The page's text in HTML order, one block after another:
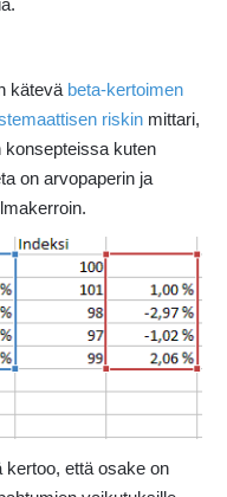
kätevä beta-kertoimen
riskin mittari,
konsepteissa kuten
on arvopaperin ja
että osake on